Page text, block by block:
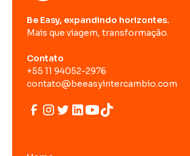
Be Easy, expandindo horizontes.
Mais que viagem, transformação.
Contato
+55 11 94052-2976
contato@beeasyintercambio.com